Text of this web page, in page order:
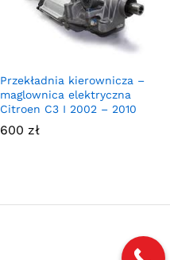
Przekładnia kierownicza –
maglownica elektryczna
Citroen C3 I 2002 – 2010
600 zł